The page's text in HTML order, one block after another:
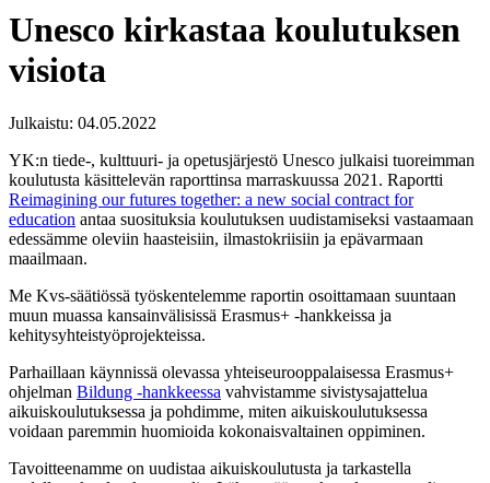
Unesco kirkastaa koulutuksen
visiota
Julkaistu: 04.05.2022
YK:n tiede-, kulttuuri- ja opetusjärjestö Unesco julkaisi tuoreimman
koulutusta käsittelevän raporttinsa marraskuussa 2021. Raportti
Reimagining our futures together: a new social contract for
education antaa suosituksia koulutuksen uudistamiseksi vastaamaan
edessämme oleviin haasteisiin, ilmastokriisiin ja epävarmaan
maailmaan.
Me Kvs-säätiössä työskentelemme raportin osoittamaan suuntaan
muun muassa kansainvälisissä Erasmus+ -hankkeissa ja
kehitysyhteistyöprojekteissa.
Parhaillaan käynnissä olevassa yhteiseurooppalaisessa Erasmus+
ohjelman Bildung -hankkeessa vahvistamme sivistysajattelua
aikuiskoulutuksessa ja pohdimme, miten aikuiskoulutuksessa
voidaan paremmin huomioida kokonaisvaltainen oppiminen.
Tavoitteenamme on uudistaa aikuiskoulutusta ja tarkastella